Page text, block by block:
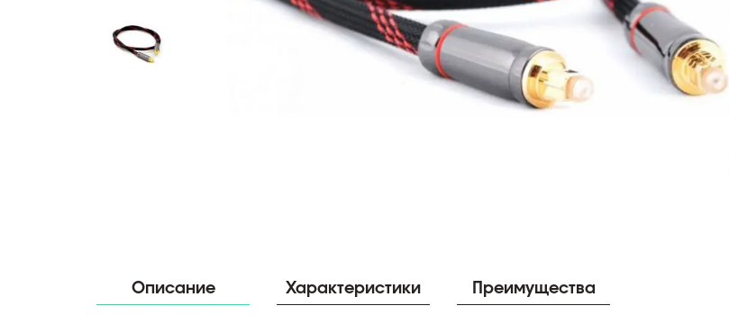
Описание Характеристики Преимущества